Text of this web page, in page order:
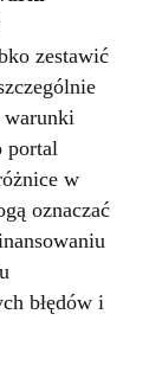
zestawić
warunki
portal
w
oznaczać
błędów i